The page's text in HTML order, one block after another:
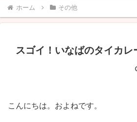
ホーム その他
スゴイ！いなばのタイカレ
こんにちは。およねです。